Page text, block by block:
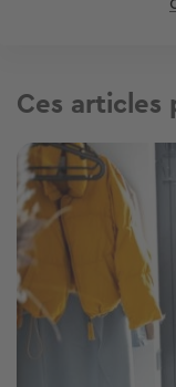
Ces articles
Image